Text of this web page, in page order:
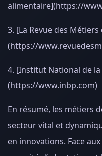
alimentaire](https://
3. [La Revue des Métiers
(https://
4. [Institut National de
(https://www.inbp.com)
En résumé, les métiers
secteur vital et
en innovations. Face